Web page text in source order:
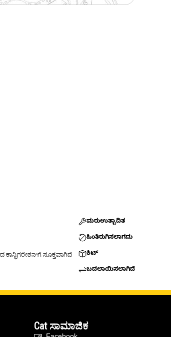
ಕಾನ್ಫಿಗರೇಶನ್‌ಗೆ ಸೂಕ್ತವಾಗಿದೆ
ಮರುಉತ್ಪಾದಿತ
ಹಿಂತಿರುಗಿಸಲಾಗದು
ಕಿಟ್
ಬದಲಾಯಿಸಲಾಗಿದೆ
Cat ಸಾಮಾಜಿಕ